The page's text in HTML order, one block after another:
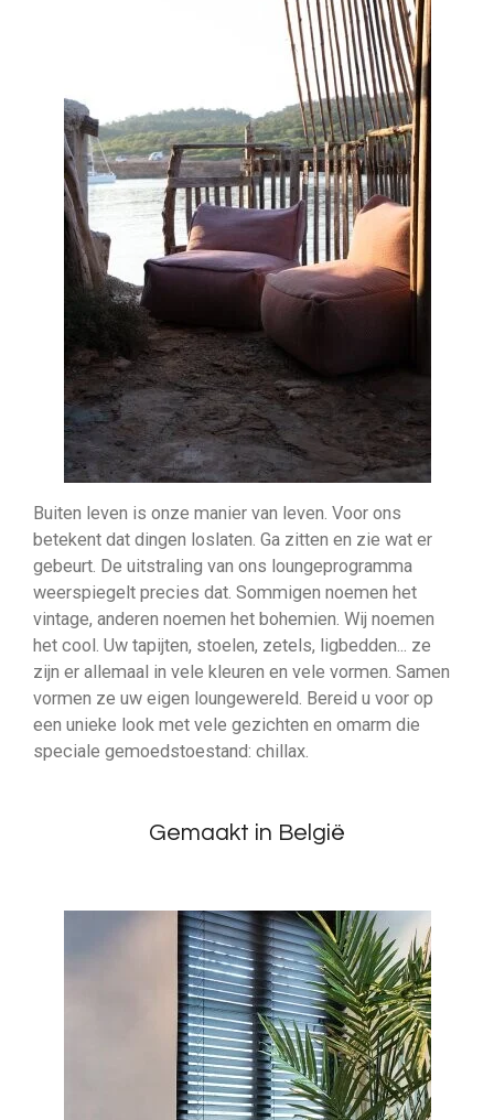
Buiten leven is onze manier van leven. Voor ons
betekent dat dingen loslaten. Ga zitten en zie wat er
gebeurt. De uitstraling van ons loungeprogramma
weerspiegelt precies dat. Sommigen noemen het
vintage, anderen noemen het bohemien. Wij noemen
het cool. Uw tapijten, stoelen, zetels, ligbedden... ze
zijn er allemaal in vele kleuren en vele vormen. Samen
vormen ze uw eigen loungewereld. Bereid u voor op
een unieke look met vele gezichten en omarm die
speciale gemoedstoestand: chillax.
Gemaakt in België